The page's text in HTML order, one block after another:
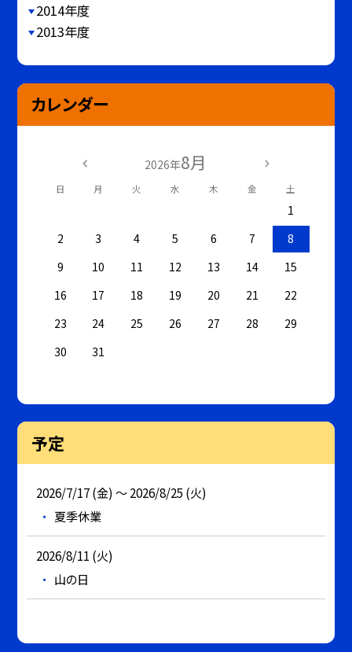
2014年度
2013年度
カレンダー
2026年8月
日 月 火 水 木 金 土
1
2
3 4 5 6 7
8
9
10 11 12 13 14
15
16
17 18 19 20 21
22
23
24 25 26 27 28
29
30
31
予定
2026/7/17 (金) ～ 2026/8/25 (火)
夏季休業
2026/8/11 (火)
山の日